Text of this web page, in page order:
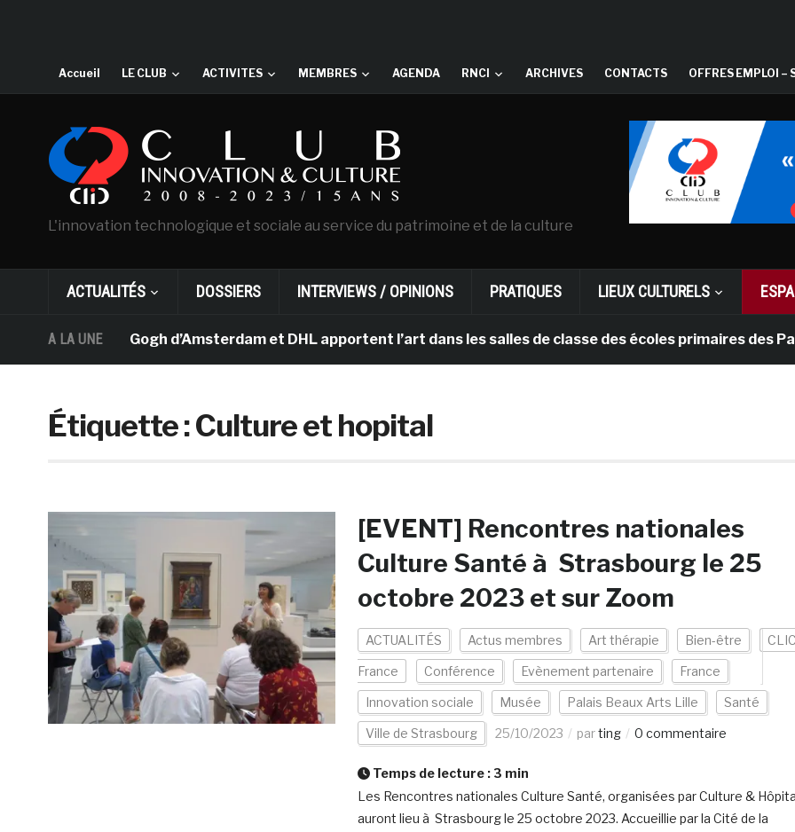
Accueil LE CLUB ACTIVITES MEMBRES AGENDA RNCI ARCHIVES CONTACTS OFFRES EMPLOI –
L'innovation technologique et sociale au service du patrimoine et de la culture
ACTUALITÉS DOSSIERS INTERVIEWS / OPINIONS PRATIQUES LIEUX CULTURELS
A LA UNE
Van Gogh d’Amsterdam et DHL apportent l’art dans les salles de classe des écoles primaires des Pays-bas
Étiquette :Culture et hopital
[EVENT] Rencontres nationales
Culture Santé à Strasbourg le 25
octobre 2023 et sur Zoom
ACTUALITÉS Actus membres Art thérapie Bien-être
France Conférence Evènement partenaire France
Innovation sociale Musée Palais Beaux Arts Lille Santé
Ville de Strasbourg 25/10/2023 parting 0 commentaire
Temps de lecture : 3 min
Les Rencontres nationales Culture Santé, organisées par Culture &
auront lieu à Strasbourg le 25 octobre 2023. Accueillie par la Cité de la